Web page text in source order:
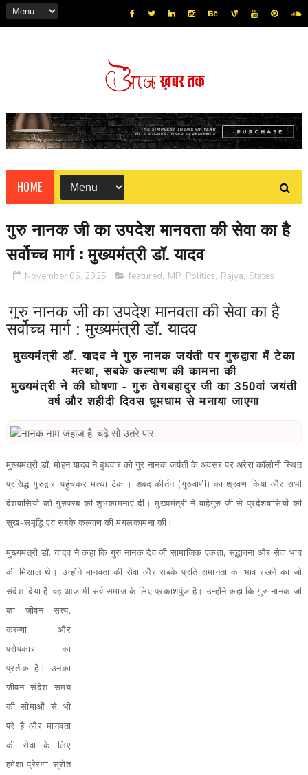
HOME
गुरु नानक जी का उपदेश मानवता की सेवा का है
सर्वोच्च मार्ग : मुख्यमंत्री डॉ. यादव
November 06, 2025 featured, MP, Politics, Rajya, States
गुरु नानक जी का उपदेश मानवता की सेवा का है
सर्वोच्च मार्ग : मुख्यमंत्री डॉ. यादव
मुख्यमंत्री डॉ. यादव ने गुरु नानक जयंती पर गुरुद्वारा में टेका
मत्था, सबके कल्याण की कामना की
मुख्यमंत्री ने की घोषणा - गुरु तेगबहादुर जी का 350वां जयंती
वर्ष और शहीदी दिवस धूमधाम से मनाया जाएगा
मुख्यमंत्री डॉ. मोहन यादव ने बुधवार को गुर नानक जयंती के अवसर पर अरेरा कॉलोनी स्थित
प्रसिद्ध गुरुद्वारा पहुंचकर मत्था टेका। शबद कीर्तन (गुरुवाणी) का श्रवण किया और सभी
देशवासियों को गुरुपरब की शुभकामनाएं दीं। मुख्यमंत्री ने वाहेगुरु जी से प्रदेशवासियों की
सुख-समृद्धि एवं सबके कल्याण की मंगलकामना की।
मुख्यमंत्री डॉ. यादव ने कहा कि गुरु नानक देव जी सामाजिक एकता, सद्भावना और सेवा भाव
की मिसाल थे। उन्होंने मानवता की सेवा और सबके प्रति समानता का भाव रखने का जो
संदेश दिया है, वह आज भी सर्व समाज के लिए प्रकाशपुंज है। उन्होंने कहा कि गुरु नानक जी
का जीवन सत्य,
करुणा और
परोपकार का
प्रतीक है। उनका
जीवन संदेश समय
की सीमाओं से भी
परे है और मानवता
की सेवा के लिए
हमेशा प्रेरणा-स्रोत